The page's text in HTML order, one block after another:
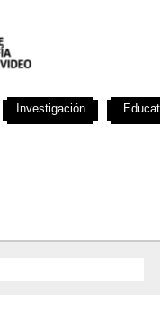
Investigación